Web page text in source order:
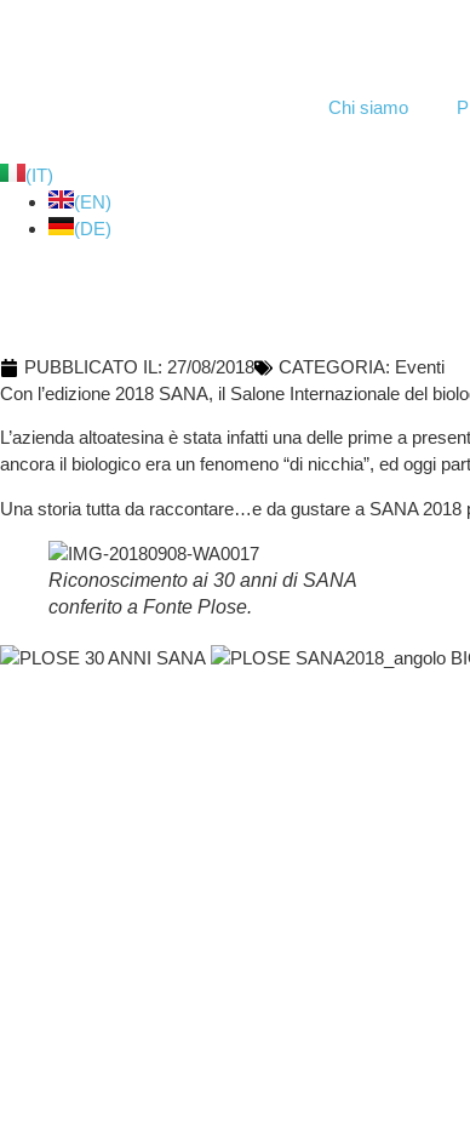
Chi siamo
(IT)
(EN)
(DE)
PUBBLICATO IL: 27/08/2018 CATEGORIA: Eventi
Con l’edizione 2018 SANA, il Salone Internazionale del
L’azienda altoatesina è stata infatti una delle prime a
ancora il biologico era un fenomeno “di nicchia”, ed oggi
Una storia tutta da raccontare…e da gustare a SANA 2018
Riconoscimento ai 30 anni di SANA
conferito a Fonte Plose.